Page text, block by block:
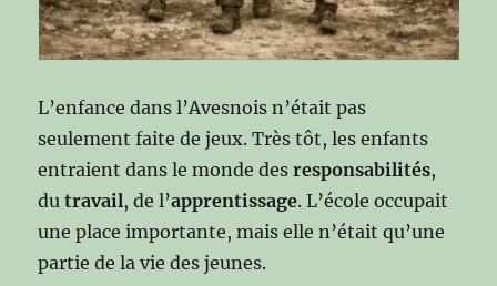
L’enfance dans l’Avesnois n’était pas
seulement faite de jeux. Très tôt, les enfants
entraient dans le monde desresponsabilités,
dutravail, de l’apprentissage. L’école occupait
une place importante, mais elle n’était qu’une
partie de la vie des jeunes.